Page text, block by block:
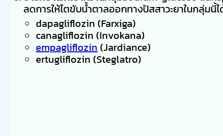
ลดการให้ไตขับน้ำตาลออกทางปัสสาวะยาในกลุ่มนี้
dapagliflozin (Farxiga)
canagliflozin (Invokana)
empagliflozin(Jardiance)
ertugliflozin (Steglatro)